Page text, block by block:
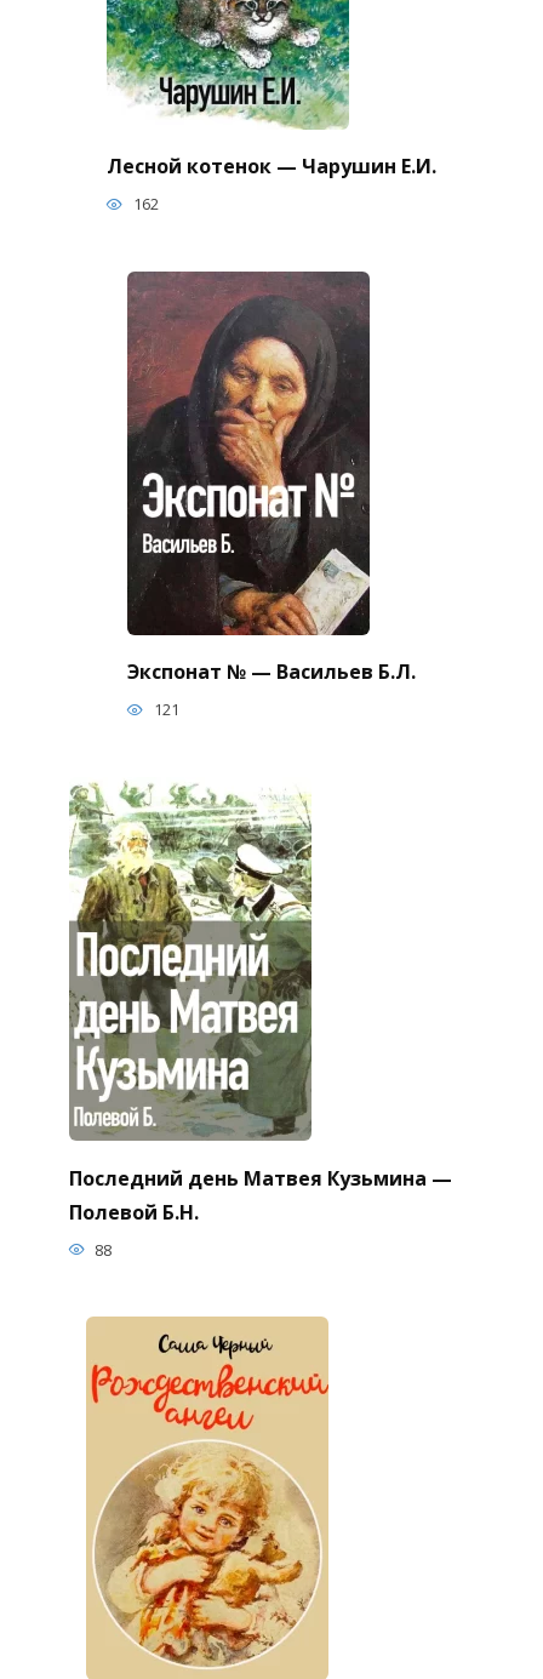
Лесной котенок — Чарушин Е.И.
162
Экспонат № — Васильев Б.Л.
121
Последний день Матвея Кузьмина —
Полевой Б.Н.
88